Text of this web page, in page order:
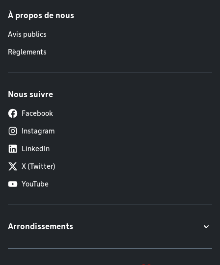
À propos de nous
Avis publics
Règlements
Nous suivre
Facebook
Instagram
LinkedIn
X (Twitter)
YouTube
Arrondissements